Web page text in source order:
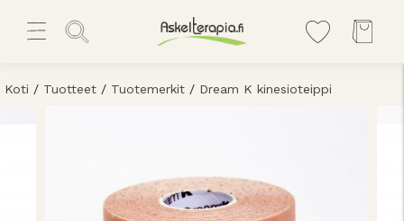
Koti / Tuotteet / Tuotemerkit / Dream K kinesioteippi